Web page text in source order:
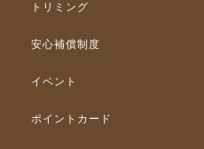
トリミング
安心補償制度
イベント
ポイントカード